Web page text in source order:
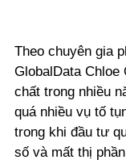
Theo chuyên gia
GlobalData Chloe
chất trong nhiều
quá nhiều vụ tố
trong khi đầu tư
số và mất thị